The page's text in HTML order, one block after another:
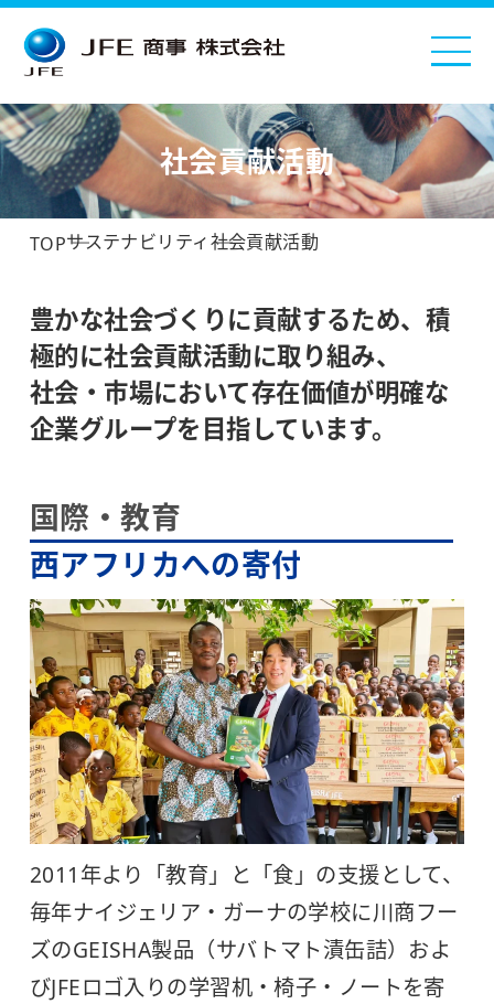
社会貢献活動
TOPサステナビリティ社会貢献活動
豊かな社会づくりに貢献するため、積
極的に社会貢献活動に取り組み、
社会・市場において存在価値が明確な
企業グループを目指しています。
国際・教育
西アフリカへの寄付
2011年より「教育」と「食」の支援として、
毎年ナイジェリア・ガーナの学校に川商フー
ズのGEISHA製品（サバトマト漬缶詰）およ
びJFEロゴ入りの学習机・椅子・ノートを寄